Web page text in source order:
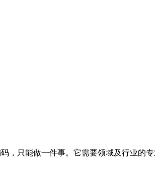
，只能做一件事。它需要领域及行业的